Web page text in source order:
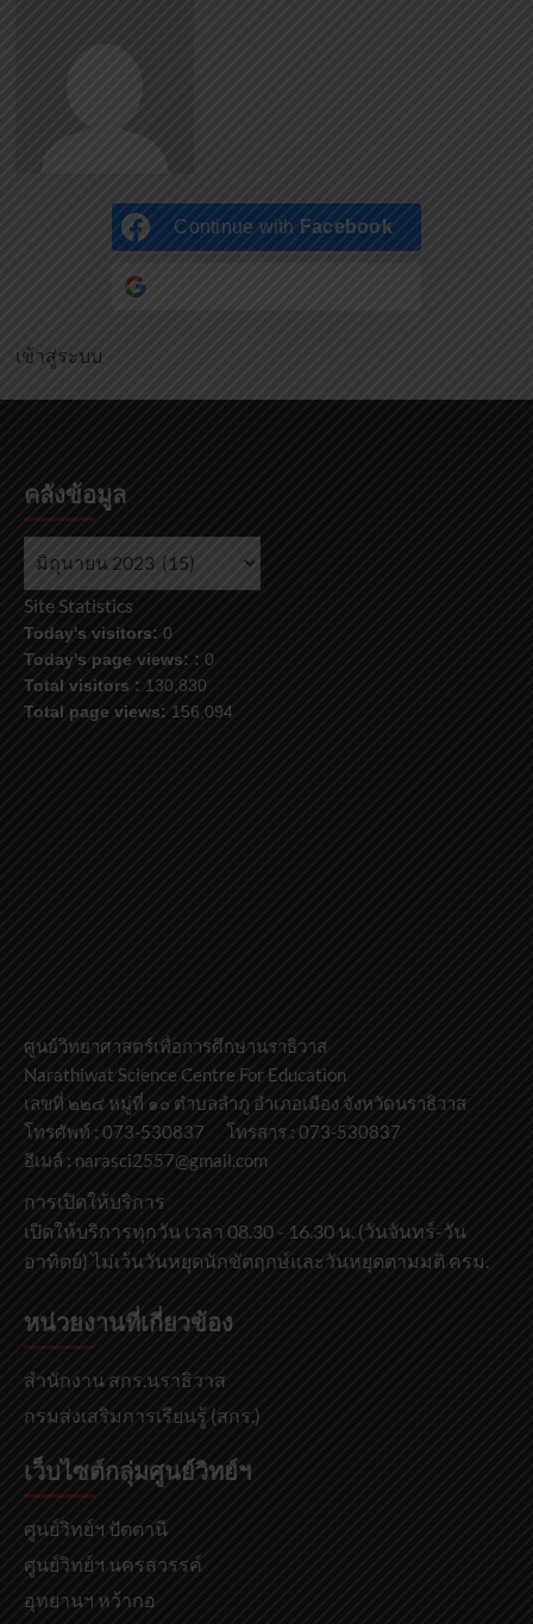
Continue with Facebook
เข้าสู่ระบบ
คลังข้อมูล
คลัง
ข้อมูล
Site Statistics
Today's visitors: 0
Today's page views: : 0
Total visitors : 130,830
Total page views: 156,094
ศูนย์วิทยาศาสตร์เพื่อการศึกษานราธิวาส
Narathiwat Science Centre For Education
เลขที่ ๒๒๔ หมู่ที่ ๑๐ ตำบลลำภู อำเภอเมือง จังหวัดนราธิวาส
โทรศัพท์ : 073-530837 โทรสาร : 073-530837
อีเมล์ : narasci2557@gmail.com
การเปิดให้บริการ
เปิดให้บริการทุกวัน เวลา 08.30 - 16.30 น. (วันจันทร์-วัน
อาทิตย์) ไม่เว้นวันหยุดนักขัตฤกษ์และวันหยุดตามมติ ครม.
หน่วยงานที่เกี่ยวข้อง
สำนักงาน สกร.นราธิวาส
กรมส่งเสริมการเรียนรู้ (สกร.)
เว็บไซต์กลุ่มศูนย์วิทย์ฯ
ศูนย์วิทย์ฯ ปัตตานี
ศูนย์วิทย์ฯ นครสวรรค์
อุทยานฯ หว้ากอ